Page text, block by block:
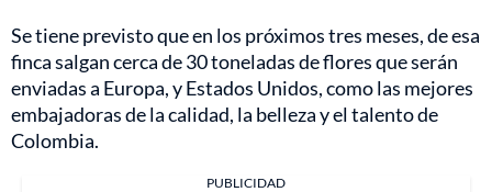
Se tiene previsto que en los próximos tres meses, de esa
finca salgan cerca de 30 toneladas de flores que serán
enviadas a Europa, y Estados Unidos, como las mejores
embajadoras de la calidad, la belleza y el talento de
Colombia.
PUBLICIDAD